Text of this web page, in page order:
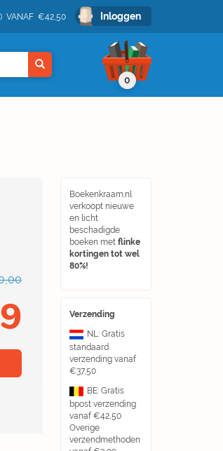
VANAF €42,50 Inloggen
0
Boekenkraam.nl
verkoopt nieuwe
en licht
beschadigde
boeken met flinke
kortingen tot wel
80%!
Verzending
NL: Gratis
standaard
verzending vanaf
€37,50
BE: Gratis
bpost verzending
vanaf €42,50
Overige
verzendmethoden